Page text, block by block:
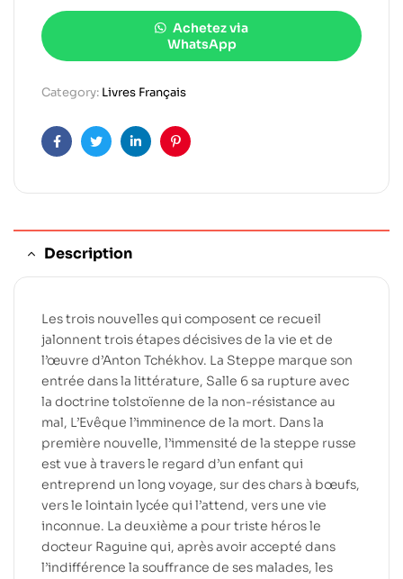
Achetez via
WhatsApp
Category: Livres Français
FacebookTwitterLinkedinPinterest
Description
Les trois nouvelles qui composent ce recueil
jalonnent trois étapes décisives de la vie et de
l’œuvre d’Anton Tchékhov. La Steppe marque son
entrée dans la littérature, Salle 6 sa rupture avec
la doctrine tolstoïenne de la non-résistance au
mal, L’Evêque l’imminence de la mort. Dans la
première nouvelle, l’immensité de la steppe russe
est vue à travers le regard d’un enfant qui
entreprend un long voyage, sur des chars à bœufs,
vers le lointain lycée qui l’attend, vers une vie
inconnue. La deuxième a pour triste héros le
docteur Raguine qui, après avoir accepté dans
l’indifférence la souffrance de ses malades, les